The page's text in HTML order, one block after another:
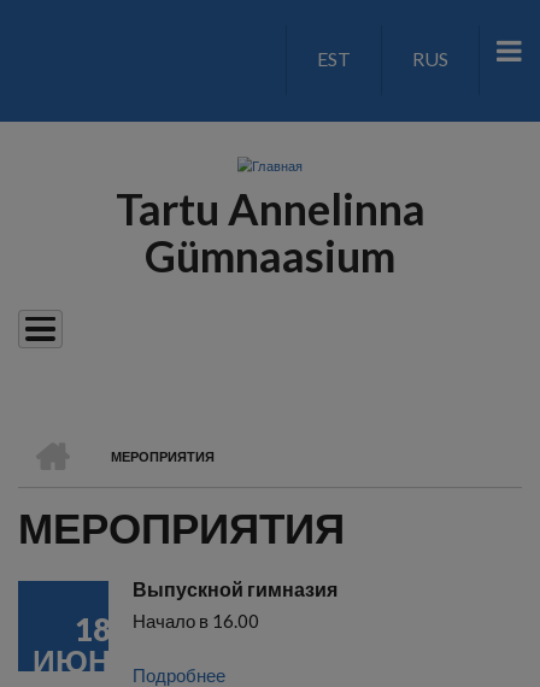
LANGUAGE
EST RUS
Tartu Annelinna
Gümnaasium
СТРОКА
НАВИГАЦИИ
МЕРОПРИЯТИЯ
МЕРОПРИЯТИЯ
18
ИЮН
Выпускной гимназия
Начало в 16.00
Подробнее